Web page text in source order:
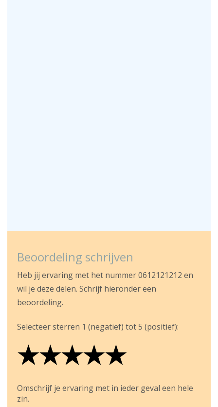
Beoordeling schrijven
Heb jij ervaring met het nummer 0612121212 en
wil je deze delen. Schrijf hieronder een
beoordeling.
Selecteer sterren 1 (negatief) tot 5 (positief):
★
★★
★★★
★★★★
★★★★★
Omschrijf je ervaring met in ieder geval een hele
zin.